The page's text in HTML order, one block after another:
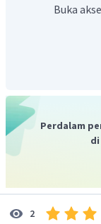
Proses sosial
.
Akomodasi
.
cara
kebudayaan
yang melebur.
Buka
Perdalam
di
2